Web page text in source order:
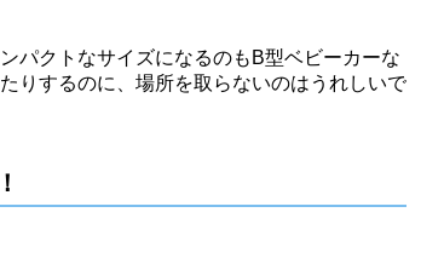
パクトなサイズになるのもB型ベビーカーな
りするのに、場所を取らないのはうれしいで